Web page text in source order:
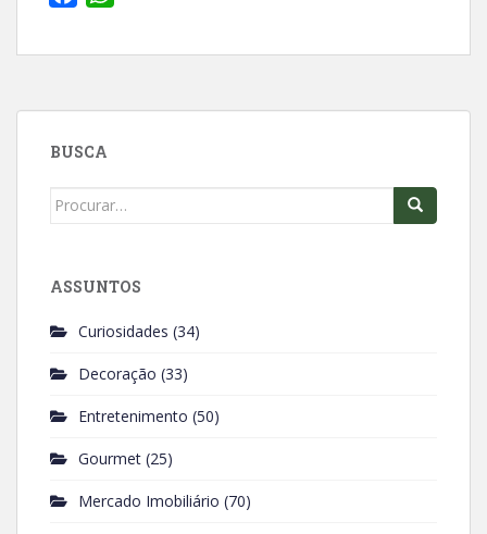
c
b
o
a
s
BUSCA
Search
ASSUNTOS
Curiosidades (34)
Decoração (33)
Entretenimento (50)
Gourmet (25)
Mercado Imobiliário (70)